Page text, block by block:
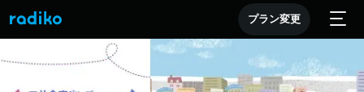
プラン変更